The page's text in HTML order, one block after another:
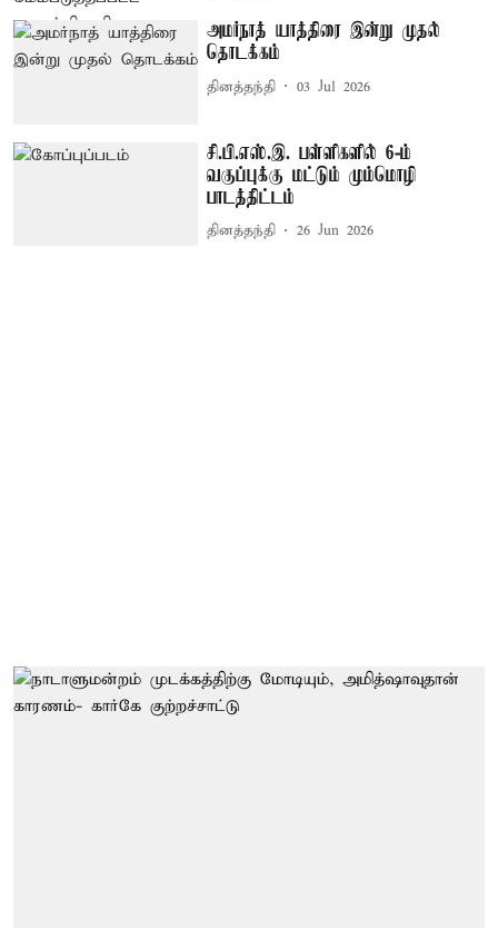
அமர்நாத் யாத்திரை இன்று முதல்
தொடக்கம்
தினத்தந்தி 03 Jul 2026
சி.பி.எஸ்.இ. பள்ளிகளில் 6-ம்
வகுப்புக்கு மட்டும் மும்மொழி
பாடத்திட்டம்
தினத்தந்தி 26 Jun 2026